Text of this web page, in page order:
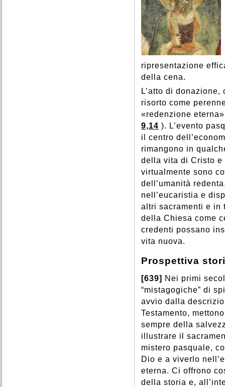
ripresentazione
della cena.
L’atto di
risorto come
«redenzione
9,14 ). L’evento
il centro
rimangono in
della vita di Cristo e
virtualmente sono
dell’umanità
nell’eucaristia e
altri sacramenti e in
della Chiesa come
credenti possano
vita nuova.
Prospettiva
[639] Nei primi
“mistagogiche” di
avvio dalla
Testamento,
sempre della
illustrare il
mistero pasquale,
Dio e a viverlo
eterna. Ci offrono
della storia e,